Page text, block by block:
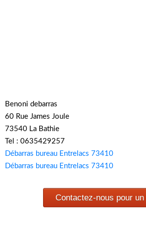
Benoni debarras
60 Rue James Joule
73540 La Bathie
Tel : 0635429257
Débarras bureau Entrelacs 73410
Débarras bureau Entrelacs 73410
Contactez-nous pour